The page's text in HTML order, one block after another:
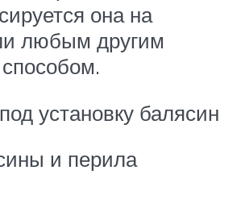
она на
любым другим
установку балясин
и перила